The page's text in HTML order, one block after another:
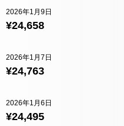
¥24,658
2026年1月9日
¥24,763
2026年1月7日
¥24,495
2026年1月6日